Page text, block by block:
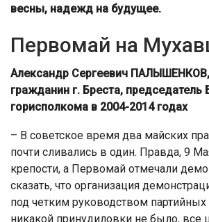
весны, надежд на будущее.
Первомай на
Александр Сергеевич
гражданин г. Бреста, председатель
горисполкома в 2004-2014 годах
– В советское время два майских
почти сливались в один. Правда, 9
крепости, а Первомай отмечали
сказать, что организация
под четким руководством партийных
никакой принудиловки не было, все